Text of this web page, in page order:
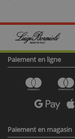
Paiement en ligne
Paiement en magasin